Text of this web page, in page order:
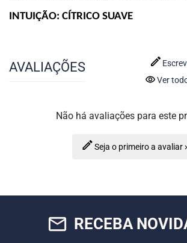
INTUIÇÃO: CÍTRICO SUAVE
AVALIAÇÕES
Ver
Não há avaliações para este
Seja o primeiro a avaliar
mail_outline RECEBA